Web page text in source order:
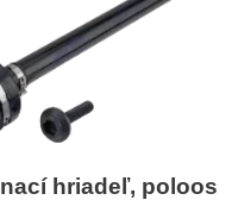
hriadeľ, poloos